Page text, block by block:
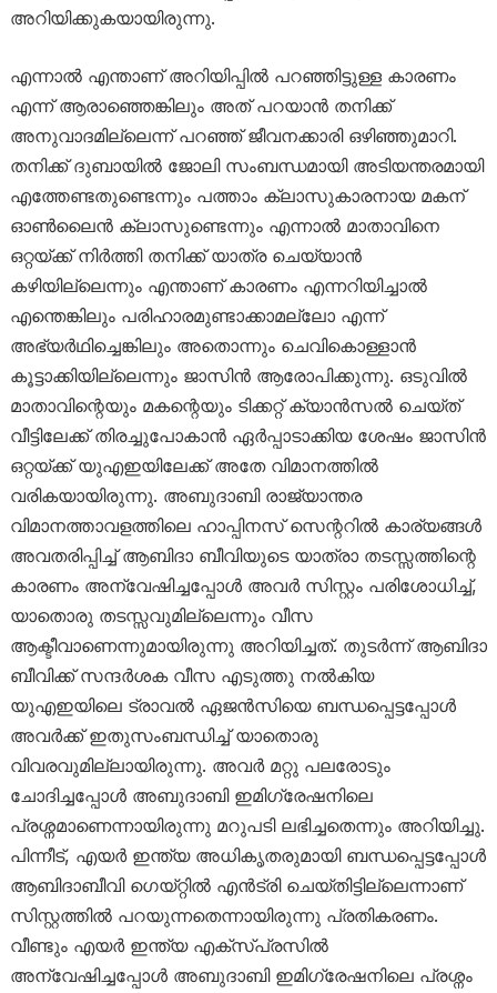
അറിയിക്കുകയായിരുന്നു.
എന്നാൽ എന്താണ് അറിയിപ്പിൽ പറഞ്ഞിട്ടുള്ള കാരണം
എന്ന് ആരാഞ്ഞെങ്കിലും അത് പറയാൻ തനിക്ക്
അനുവാദമില്ലെന്ന് പറഞ്ഞ് ജീവനക്കാരി ഒഴിഞ്ഞുമാറി.
തനിക്ക് ദുബായിൽ ജോലി സംബന്ധമായി അടിയന്തരമായി
എത്തേണ്ടതുണ്ടെന്നും പത്താം ക്ലാസുകാരനായ മകന്
ഓൺലൈൻ ക്ലാസുണ്ടെന്നും എന്നാൽ മാതാവിനെ
ഒറ്റയ്ക്ക് നിർത്തി തനിക്ക് യാത്ര ചെയ്യാൻ
കഴിയില്ലെന്നും എന്താണ് കാരണം എന്നറിയിച്ചാൽ
എന്തെങ്കിലും പരിഹാരമുണ്ടാക്കാമല്ലോ എന്ന്
അഭ്യർഥിച്ചെങ്കിലും അതൊന്നും ചെവികൊള്ളാൻ
കൂട്ടാക്കിയില്ലെന്നും ജാസിൻ ആരോപിക്കുന്നു. ഒടുവിൽ
മാതാവിന്റെയും മകന്റെയും ടിക്കറ്റ് ക്യാൻസൽ ചെയ്ത്
വീട്ടിലേക്ക് തിരച്ചുപോകാൻ ഏർപ്പാടാക്കിയ ശേഷം ജാസിൻ
ഒറ്റയ്ക്ക് യുഎഇയിലേക്ക് അതേ വിമാനത്തിൽ
വരികയായിരുന്നു. അബുദാബി രാജ്യാന്തര
വിമാനത്താവളത്തിലെ ഹാപ്പിനസ് സെന്ററിൽ കാര്യങ്ങൾ
അവതരിപ്പിച്ച് ആബിദാ ബീവിയുടെ യാത്രാ തടസ്സത്തിന്റെ
കാരണം അന്വേഷിച്ചപ്പോൾ അവർ സിസ്റ്റം പരിശോധിച്ച്,
യാതൊരു തടസ്സവുമില്ലെന്നും വീസ
ആക്ടീവാണെന്നുമായിരുന്നു അറിയിച്ചത്. തുടർന്ന് ആബിദാ
ബീവിക്ക് സന്ദർശക വീസ എടുത്തു നൽകിയ
യുഎഇയിലെ ട്രാവൽ ഏജൻസിയെ ബന്ധപ്പെട്ടപ്പോൾ
അവർക്ക് ഇതുസംബന്ധിച്ച് യാതൊരു
വിവരവുമില്ലായിരുന്നു. അവർ മറ്റു പലരോടും
ചോദിച്ചപ്പോൾ അബുദാബി ഇമിഗ്രേഷനിലെ
പ്രശ്നമാണെന്നായിരുന്നു മറുപടി ലഭിച്ചതെന്നും അറിയിച്ചു.
പിന്നീട്, എയർ ഇന്ത്യ അധികൃതരുമായി ബന്ധപ്പെട്ടപ്പോൾ
ആബിദാബീവി ഗെയ്റ്റിൽ എൻട്രി ചെയ്തിട്ടില്ലെന്നാണ്
സിസ്റ്റത്തിൽ പറയുന്നതെന്നായിരുന്നു പ്രതികരണം.
വീണ്ടും എയർ ഇന്ത്യ എക്സ്പ്രസിൽ
അന്വേഷിച്ചപ്പോൾ അബുദാബി ഇമിഗ്രേഷനിലെ പ്രശ്നം